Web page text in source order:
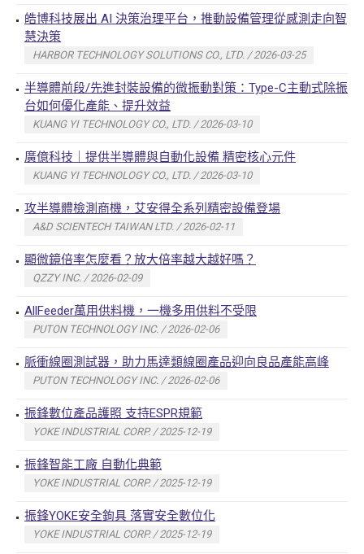
皓博科技展出 AI 決策治理平台，推動設備管理從感測走向智
慧決策
HARBOR TECHNOLOGY SOLUTIONS CO., LTD. / 2026-03-25
半導體前段/先進封裝設備的微振動對策：Type-C主動式除振
台如何優化產能、提升效益
KUANG YI TECHNOLOGY CO., LTD. / 2026-03-10
廣億科技｜提供半導體與自動化設備 精密核心元件
KUANG YI TECHNOLOGY CO., LTD. / 2026-03-10
攻半導體檢測商機，艾安得全系列精密設備登場
A&D SCIENTECH TAIWAN LTD. / 2026-02-11
顯微鏡倍率怎麼看？放大倍率越大越好嗎？
QZZY INC. / 2026-02-09
AllFeeder萬用供料機，一機多用供料不受限
PUTON TECHNOLOGY INC. / 2026-02-06
脈衝線圈測試器，助力馬達類線圈產品迎向良品產能高峰
PUTON TECHNOLOGY INC. / 2026-02-06
振鋒數位產品護照 支持ESPR規範
YOKE INDUSTRIAL CORP. / 2025-12-19
振鋒智能工廠 自動化典範
YOKE INDUSTRIAL CORP. / 2025-12-19
振鋒YOKE安全鉤具 落實安全數位化
YOKE INDUSTRIAL CORP. / 2025-12-19